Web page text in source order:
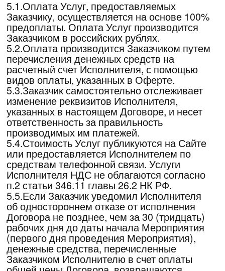
обязан самостоятельно знакомиться с
указанными изменениями. Уведомление об
изменении иных условий также
размещается на сайте Мероприятия.
6.2.2.Разрабатывать программу
Мероприятия и определять количество и
состав выступающих на Мероприятии, место
проведения Мероприятия. Самостоятельно
определять методы оказания Услуг в рамках
Договора.
6.2.3.Проводить фото- и видеосъемку во
время проведения Мероприятия и
использовать полученные при фото- и
видеосъемке материалы по своему
усмотрению. Исполнителю принадлежит
исключительное авторское право, а также
смежные с авторским правом права на
указанные материалы, использование
полученных при фото- и видеосъемке
материалов возможно только с письменного
разрешения Исполнителя.
6.2.4.Отказать Заказчику в предоставлении
Услуг при нарушении Заказчиком сроков
оплаты.
6.2.5.В одностороннем порядке расторгнуть
настоящий Договор в случае невыполнения
Заказчиком обязанностей, предусмотренных
п. 7.1 настоящей Оферты.
6.2.6.Оказать Услуги с привлечением
сторонних специалистов.
6.2.7.Не допускать Заказчика на
Мероприятие, в случае нарушения
Заказчиком условий раздела 7 настоящей
Оферты и не возвращать денежные
средства, оплаченные за участие в